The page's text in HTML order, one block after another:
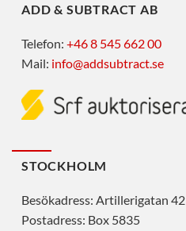
ADD & SUBTRACT AB
Telefon: +46 8 545 662 00
Mail: info@addsubtract.se
STOCKHOLM
Besökadress: Artillerigatan 42
Postadress: Box 5835